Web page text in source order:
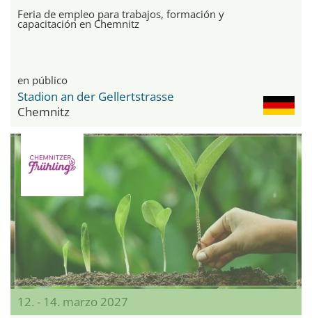
Feria de empleo para trabajos, formación y
capacitación en Chemnitz
en público
Stadion an der Gellertstrasse
Chemnitz
12. - 14. marzo 2027